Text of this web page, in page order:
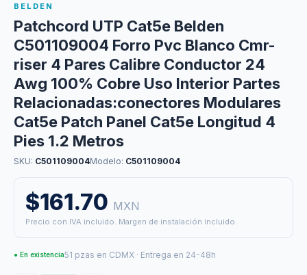
BELDEN
Patchcord UTP Cat5e Belden
C501109004 Forro Pvc Blanco Cmr-
riser 4 Pares Calibre Conductor 24
Awg 100% Cobre Uso Interior Partes
Relacionadas:conectores Modulares
Cat5e Patch Panel Cat5e Longitud 4
Pies 1.2 Metros
SKU: C501109004Modelo: C501109004
$161.70 MXN
Precio con IVA incluido. Margen de instalación incluido.
● En existencia51 pzas en CDMX · Entrega en 24-48h